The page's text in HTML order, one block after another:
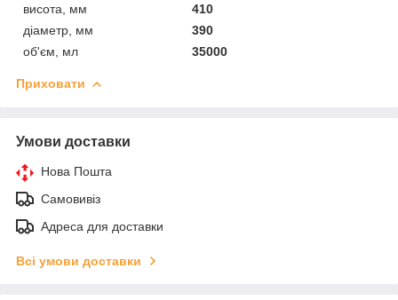
висота, мм
410
діаметр, мм
390
об'єм, мл
35000
Приховати
Умови доставки
Нова Пошта
Самовивіз
Адреса для доставки
Всі умови доставки